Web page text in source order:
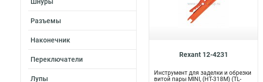
Разъемы
Наконечник
Переключатели
Лупы
Rexant 12-4231
Инструмент для заделки и обрезки
витой пары MINI, (HT-318M) (TL-